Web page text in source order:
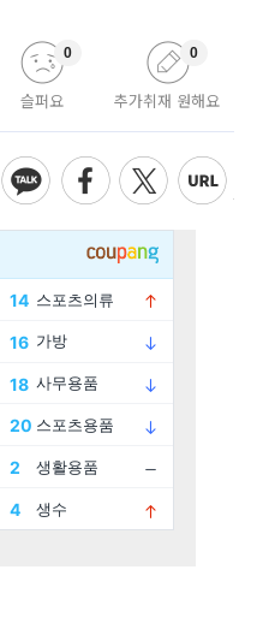
슬퍼요
0
추가취재 원해요
0